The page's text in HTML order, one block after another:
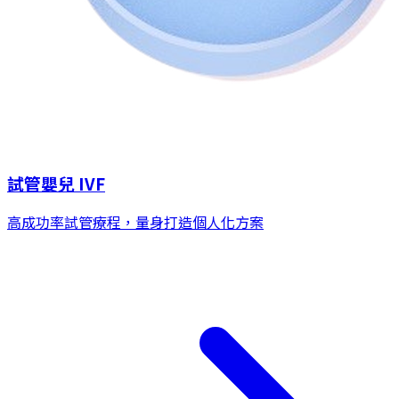
試管嬰兒 IVF
高成功率試管療程，量身打造個人化方案